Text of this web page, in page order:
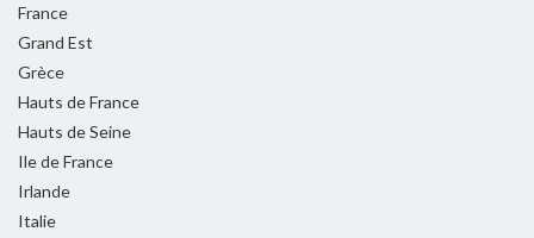
France
Grand Est
Grèce
Hauts de France
Hauts de Seine
Ile de France
Irlande
Italie